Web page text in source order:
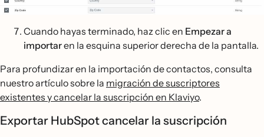
Cuando hayas terminado, haz clic en Empezar a
importaren la esquina superior derecha de la pantalla.
Para profundizar en la importación de contactos, consulta
nuestro artículo sobre la migración de suscriptores
existentes y cancelar la suscripción en Klaviyo.
Exportar HubSpot cancelar la suscripción